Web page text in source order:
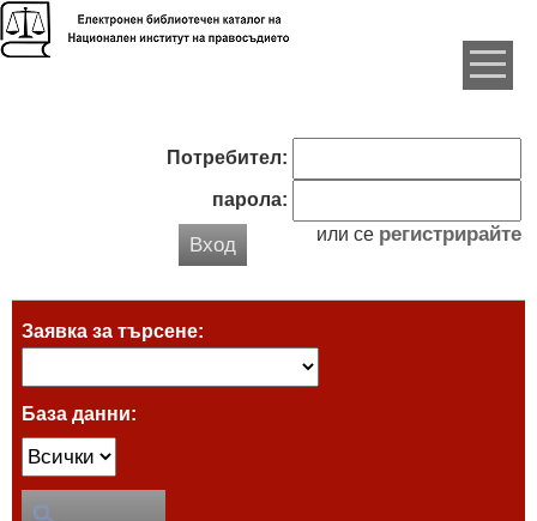
Потребител:
парола:
Вход или се регистрирайте
Заявка за търсене:
База данни: